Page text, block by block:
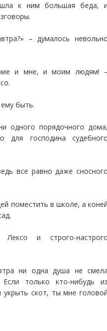
к ним большая беда,
– думалось
и мне, и моим людям!
быть.
одного порядочного
для господина
все равно даже
поместить в школе, а
и строго-
ни одна душа не
только кто-нибудь
укрыть скот, ты мне